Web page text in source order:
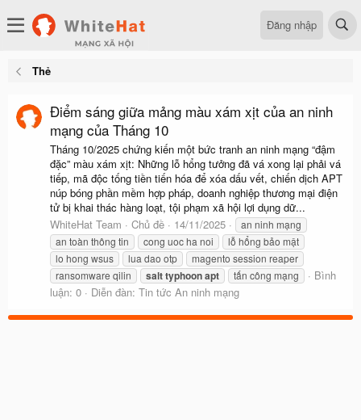
Đăng nhập
Thẻ
Điểm sáng giữa mảng màu xám xịt của an ninh
mạng của Tháng 10
Tháng 10/2025 chứng kiến một bức tranh an ninh mạng “đậm
đặc” màu xám xịt: Những lỗ hổng tưởng đã vá xong lại phải vá
tiếp, mã độc tống tiền tiến hóa để xóa dấu vết, chiến dịch APT
núp bóng phần mềm hợp pháp, doanh nghiệp thương mại điện
tử bị khai thác hàng loạt, tội phạm xã hội lợi dụng dữ...
WhiteHat Team
Chủ đề 14/11/2025
an ninh mạng
an toàn thông tin
cong uoc ha noi
lỗ hổng bảo mật
lo hong wsus
lua dao otp
magento session reaper
ransomware qilin
salttyphoonapt tấn công mạng
Bình
luận: 0
Diễn đàn: Tin tức An ninh mạng